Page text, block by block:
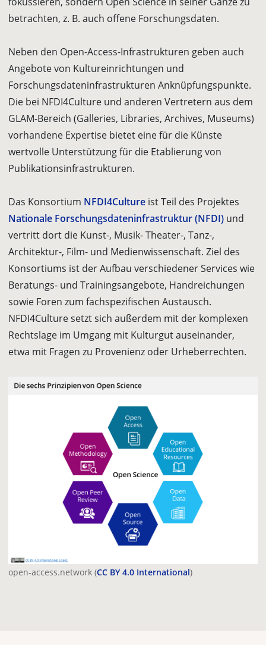
betrachten, z. B. auch offene Forschungsdaten.
Neben den Open-Access-Infrastrukturen geben auch
Angebote von Kulturein­richtungen und
Forschungsdateninfrastrukturen Anknüpfungspunkte.
Die bei NFDI4Culture und anderen Vertretern aus dem
GLAM-Bereich (Galleries, Libraries, Archives, Museums)
vorhandene Expertise bietet eine für die Künste
wertvolle Unterstützung für die Etablierung von
Publikationsinfrastrukturen.
Das Konsortium NFDI4Culture ist Teil des Projektes
Nationale Forschungs­dateninfrastruktur (NFDI) und
vertritt dort die Kunst-, Musik- Theater-, Tanz-,
Architektur-, Film- und Medienwissenschaft. Ziel des
Konsortiums ist der Aufbau verschiedener Services wie
Beratungs- und Trainingsangebote, Handrei­chungen
sowie Foren zum fachspezifischen Austausch.
NFDI4Culture setzt sich außer­dem mit der komplexen
Rechtslage im Umgang mit Kulturgut auseinander,
etwa mit Fragen zu Provenienz oder Urheberrechten.
open-access.network (CC BY 4.0 International)